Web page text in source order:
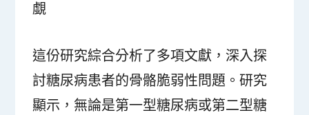
覷
這份研究綜合分析了多項文獻，深入探
討糖尿病患者的骨骼脆弱性問題。研究
顯示，無論是第一型糖尿病或第二型糖